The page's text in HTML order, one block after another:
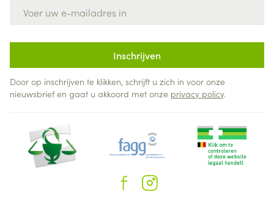
Inschrijven
Door op inschrijven te klikken, schrijft u zich in voor onze
nieuwsbrief en gaat u akkoord met onze privacy policy.